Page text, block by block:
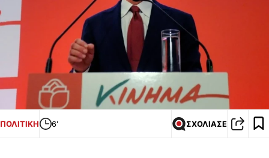
ΠΟΛΙΤΙΚΗ 6' ΣΧΟΛΙΑΣΕ